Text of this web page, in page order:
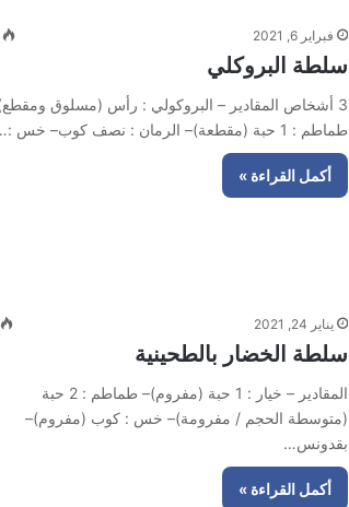
فبراير 6, 2021
سلطة البروكلي
3 أشخاص المقادير – البروكولي : رأس (مسلوق
طماطم : 1 حبة (مقطعة)– الرمان : نصف كوب– خس :…
أكمل القراءة »
يناير 24, 2021
سلطة الخضار بالطحينية
المقادير – خيار : 1 حبة (مفروم)– طماطم : 2 حبة
(متوسطة الحجم / مفرومة)– خس : كوب (مفروم)–
بقدونس…
أكمل القراءة »